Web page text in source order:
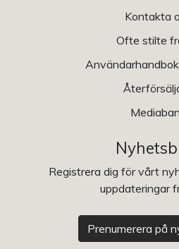
Kontakta
Ofte stilte
Registrera dig för vårt
uppdateringar
Prenumerera på